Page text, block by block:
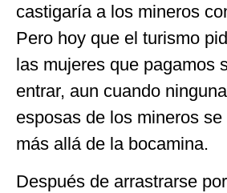
castigaría a los mineros
Pero hoy que el turismo
las mujeres que pagamos
entrar, aun cuando
esposas de los mineros
más allá de la bocamina.
Después de arrastrarse